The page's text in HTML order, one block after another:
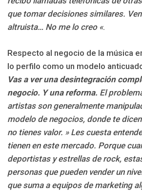
que tomar decisiones similares.
altruista… No me lo creo «.
Respecto al negocio de la música
lo perfilo como un modelo
Vas a ver una desintegración
negocio. Y una reforma. El
artistas son generalmente
modelo de negocios, donde te dicen
no tienes valor. » Les cuesta
tienen en este mercado. Porque
deportistas y estrellas de rock,
personas que pueden vender un
que suma a equipos de marketing